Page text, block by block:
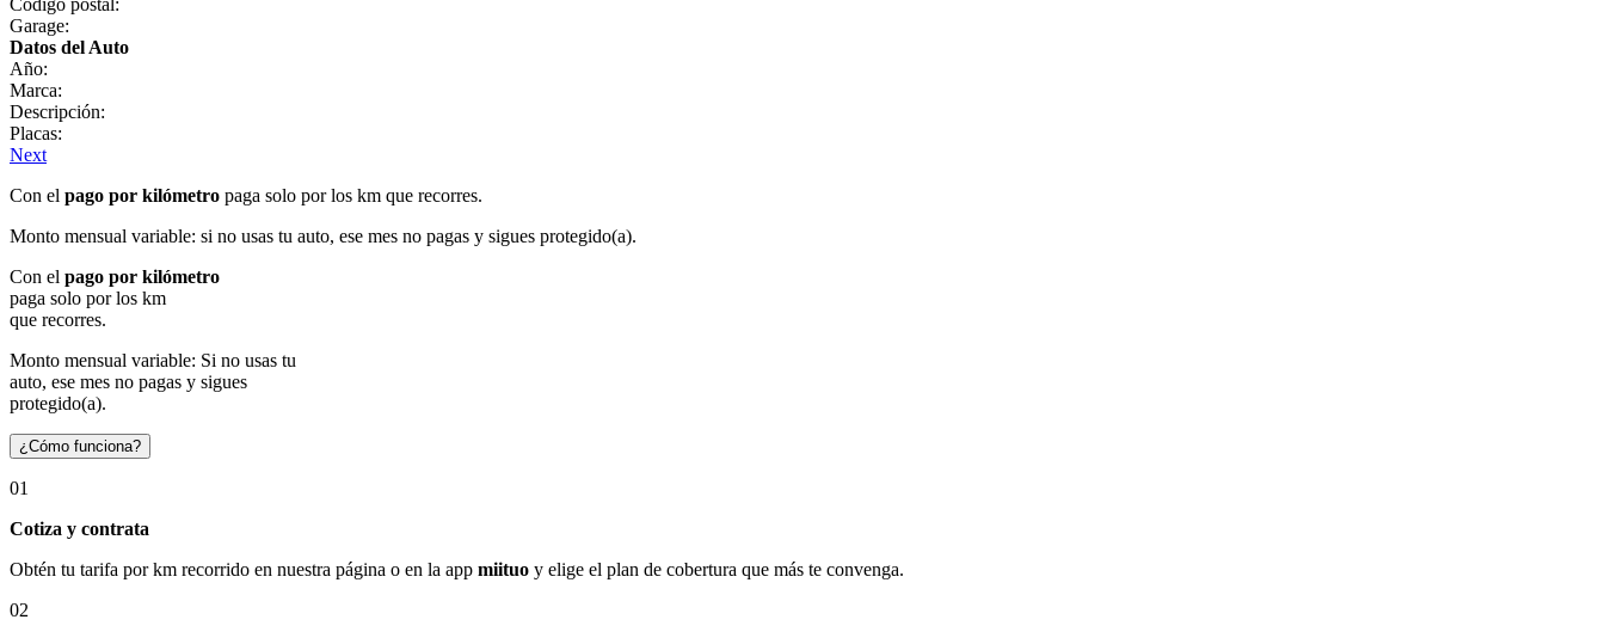
Garage:
Datos del Auto
Año:
Marca:
Descripción:
Placas:
Next
Con el pago por kilómetro paga solo por los km que recorres.
Monto mensual variable: si no usas tu auto, ese mes no pagas y sigues protegido(a).
Con el pago por kilómetro
paga solo por los km
que recorres.
Monto mensual variable: Si no usas tu
auto, ese mes no pagas y sigues
protegido(a).
¿Cómo funciona?
01
Cotiza y contrata
Obtén tu tarifa por km recorrido en nuestra página o en la app miituo y elige el plan de cobertura que más te convenga.
02